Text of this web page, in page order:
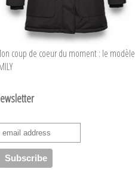
coup de coeur du moment : le modèle